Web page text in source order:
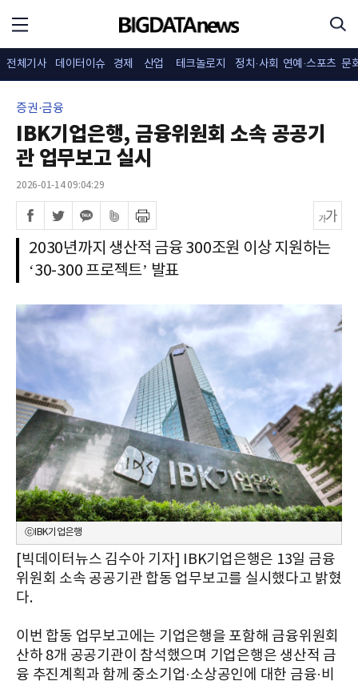
전체기사 데이터이슈 경제 산업 테크놀로지 정치·사회 연예·스포츠 문
증권·금융
IBK기업은행, 금융위원회 소속 공공기
관 업무보고 실시
2026-01-14 09:04:29
2030년까지 생산적 금융 300조원 이상 지원하는
‘30-300 프로젝트’ 발표
ⓒIBK기업은행
[빅데이터뉴스 김수아 기자] IBK기업은행은 13일 금융
위원회 소속 공공기관 합동 업무보고를 실시했다고 밝혔
다.
이번 합동 업무보고에는 기업은행을 포함해 금융위원회
산하 8개 공공기관이 참석했으며 기업은행은 생산적 금
융 추진계획과 함께 중소기업·소상공인에 대한 금융·비